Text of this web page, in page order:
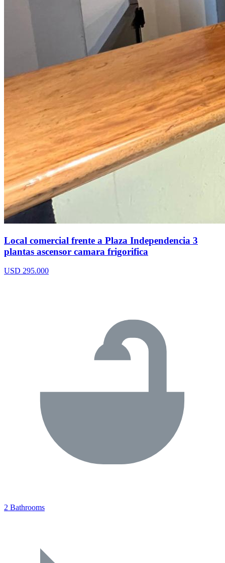
Local comercial frente a Plaza Independencia 3
plantas ascensor camara frigorifica
USD 295.000
2 Bathrooms